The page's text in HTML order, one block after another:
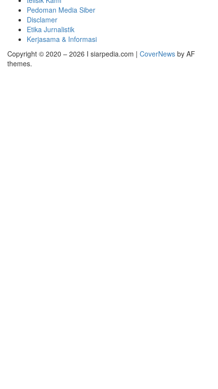
Pedoman Media Siber
Disclamer
Etika Jurnalistik
Kerjasama & Informasi
Copyright © 2020 – 2026 I siarpedia.com | CoverNews by AF
themes.